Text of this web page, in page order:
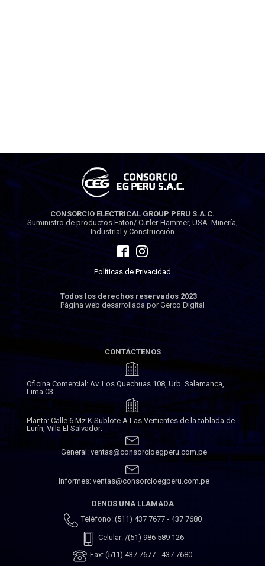
CONSORCIO ELECTRICAL GROUP PERU S.A.C.
Suministro de productos Eaton/ Cutler-Hammer, USA. Minería,
Industrial y Construcción
Políticas de Privacidad
Todos los derechos reservados 2023
Página web desarrollada por Gerco Digital
CONTÁCTENOS
Oficina Comercial: Av. Los Quechuas 108, Urb. Salamanca,
Lima 03.
Planta: Calle 6 Mz K Sublote A Las Vertientes de la tablada de
Lurín, Villa El Salvador;
General: ventas@consorcioegperu.com.pe
Informes: ventas@consorcioegperu.com.pe
DENOS UNA LLAMADA
Teléfono: (511) 437 7677 - 437 7680
Celular: /(51) 986 589 126
Fax: (511) 437 7677 - 437 7680